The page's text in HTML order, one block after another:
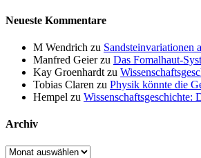
Neueste Kommentare
M Wendrich zu Sandsteinvariationen
Manfred Geierzu Das Fomalhaut-
Kay Groenhardt zu
Tobias Claren zu Physik könnte die
Hempel zu
Archiv
Archiv